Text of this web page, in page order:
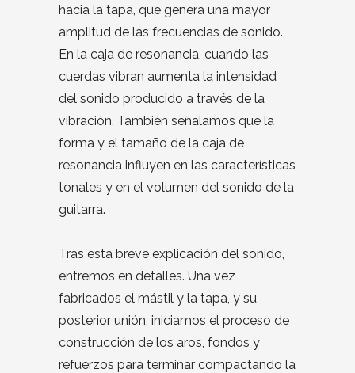
hacia la tapa, que genera una mayor
amplitud de las frecuencias de sonido.
En la caja de resonancia, cuando las
cuerdas vibran aumenta la intensidad
del sonido producido a través de la
vibración. También señalamos que la
forma y el tamaño de la caja de
resonancia influyen en las características
tonales y en el volumen del sonido de la
guitarra.
Tras esta breve explicación del sonido,
entremos en detalles. Una vez
fabricados el mástil y la tapa, y su
posterior unión, iniciamos el proceso de
construcción de los aros, fondos y
refuerzos para terminar compactando la